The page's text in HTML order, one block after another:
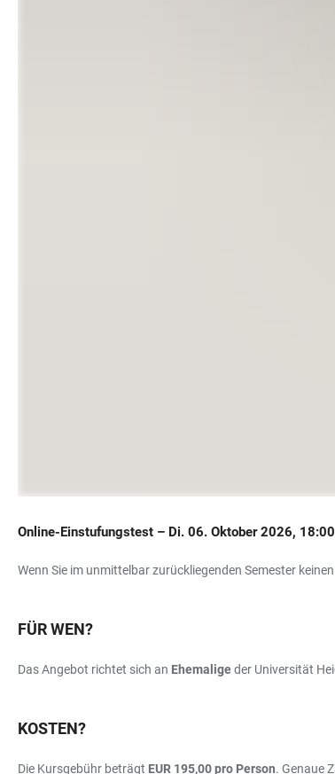
Online-Einstufungstest – Di. 06. Oktober 2026,
Wenn Sie im unmittelbar zurückliegenden Semester
FÜR WEN?
Das Angebot richtet sich an Ehemaligeder Universität
KOSTEN?
Die Kursgebühr beträgt EUR 195,00 pro Person. Genaue